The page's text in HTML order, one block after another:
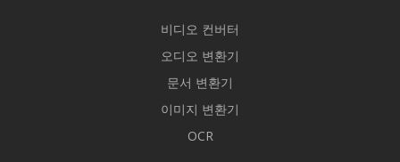
비디오 컨버터
오디오 변환기
문서 변환기
이미지 변환기
OCR